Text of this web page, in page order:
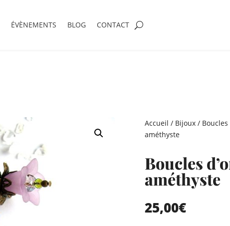
ÉVÈNEMENTS BLOG CONTACT
Accueil / Bijoux/
améthyste
Boucles
améthyste
25,00€